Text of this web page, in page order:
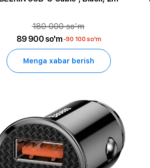
180 000 so'm
89 900 so'm -90 100 so'm
Menga xabar berish